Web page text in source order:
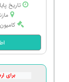
تاریخ پایان
برای